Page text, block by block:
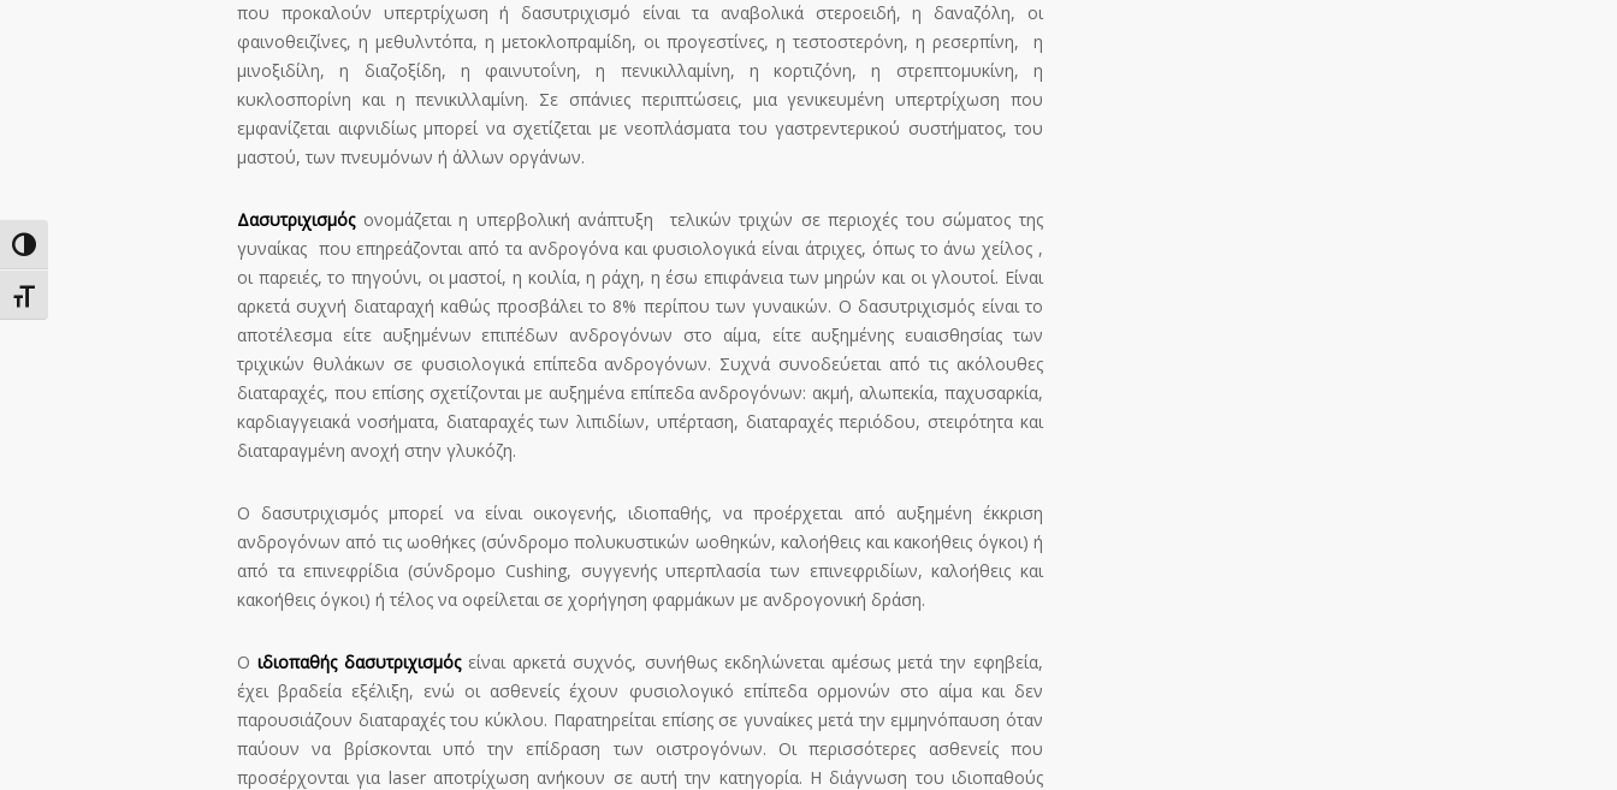
Εναλλαγή Υψηλής Αντίθεσης
Εναλλαγή Μεγέθους Γραμμάτων
που προκαλούν υπερτρίχωση ή δασυτριχισμό είναι τα αναβολικά στεροειδή, η δαναζόλη, οι
φαινοθειζίνες, η μεθυλντόπα, η μετοκλοπραμίδη, οι προγεστίνες, η τεστοστερόνη, η ρεσερπίνη, η
μινοξιδίλη, η διαζοξίδη, η φαινυτοΐνη, η πενικιλλαμίνη, η κορτιζόνη, η στρεπτομυκίνη, η
κυκλοσπορίνη και η πενικιλλαμίνη. Σε σπάνιες περιπτώσεις, μια γενικευμένη υπερτρίχωση που
εμφανίζεται αιφνιδίως μπορεί να σχετίζεται με νεοπλάσματα του γαστρεντερικού συστήματος, του
μαστού, των πνευμόνων ή άλλων οργάνων.
Δασυτριχισμόςονομάζεται η υπερβολική ανάπτυξη τελικών τριχών σε περιοχές του σώματος της
γυναίκας που επηρεάζονται από τα ανδρογόνα και φυσιολογικά είναι άτριχες, όπως το άνω χείλος ,
οι παρειές, το πηγούνι, οι μαστοί, η κοιλία, η ράχη, η έσω επιφάνεια των μηρών και οι γλουτοί. Είναι
αρκετά συχνή διαταραχή καθώς προσβάλει το 8% περίπου των γυναικών. Ο δασυτριχισμός είναι το
αποτέλεσμα είτε αυξημένων επιπέδων ανδρογόνων στο αίμα, είτε αυξημένης ευαισθησίας των
τριχικών θυλάκων σε φυσιολογικά επίπεδα ανδρογόνων. Συχνά συνοδεύεται από τις ακόλουθες
διαταραχές, που επίσης σχετίζονται με αυξημένα επίπεδα ανδρογόνων: ακμή, αλωπεκία, παχυσαρκία,
καρδιαγγειακά νοσήματα, διαταραχές των λιπιδίων, υπέρταση, διαταραχές περιόδου, στειρότητα και
διαταραγμένη ανοχή στην γλυκόζη.
Ο δασυτριχισμός μπορεί να είναι οικογενής, ιδιοπαθής, να προέρχεται από αυξημένη έκκριση
ανδρογόνων από τις ωοθήκες (σύνδρομο πολυκυστικών ωοθηκών, καλοήθεις και κακοήθεις όγκοι) ή
από τα επινεφρίδια (σύνδρομο Cushing, συγγενής υπερπλασία των επινεφριδίων, καλοήθεις και
κακοήθεις όγκοι) ή τέλος να οφείλεται σε χορήγηση φαρμάκων με ανδρογονική δράση.
Οιδιοπαθής δασυτριχισμόςείναι αρκετά συχνός, συνήθως εκδηλώνεται αμέσως μετά την εφηβεία,
έχει βραδεία εξέλιξη, ενώ οι ασθενείς έχουν φυσιολογικό επίπεδα ορμονών στο αίμα και δεν
παρουσιάζουν διαταραχές του κύκλου. Παρατηρείται επίσης σε γυναίκες μετά την εμμηνόπαυση όταν
παύουν να βρίσκονται υπό την επίδραση των οιστρογόνων. Οι περισσότερες ασθενείς που
προσέρχονται για laser αποτρίχωση ανήκουν σε αυτή την κατηγορία. Η διάγνωση του ιδιοπαθούς